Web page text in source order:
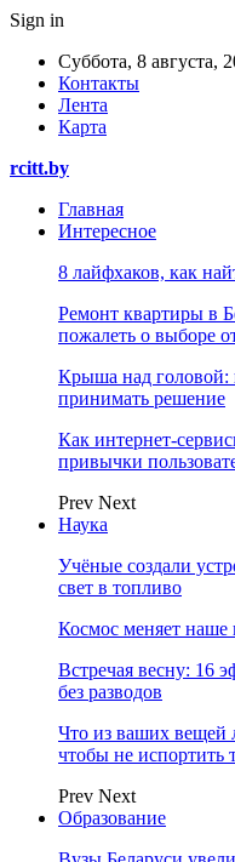
Sign in
Суббота, 8 августа,
Контакты
Лента
Карта
rcitt.by
Главная
Интересное
8 лайфхаков, как
Ремонт квартиры в
пожалеть о выборе
Крыша над головой:
принимать решение
Как интернет-
привычки
Prev Next
Наука
Учёные создали
свет в топливо
Космос меняет наше
Встречая весну: 16
без разводов
Что из ваших вещей
чтобы не испортить
Prev Next
Образование